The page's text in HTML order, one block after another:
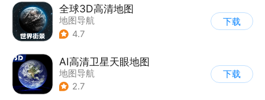
全球3D高清地图
地图导航
4.7
下载
AI高清卫星天眼地图
地图导航
2.7
下载